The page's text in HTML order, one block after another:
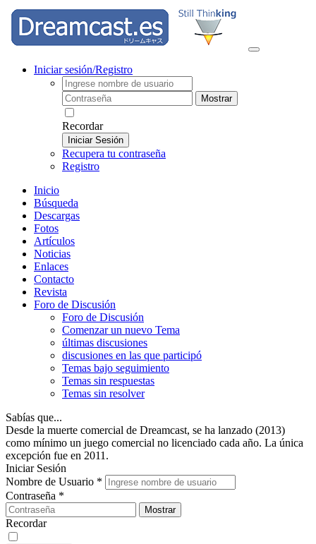
Iniciar sesión/Registro
Mostrar
Recordar
Iniciar Sesión
Recupera tu contraseña
Registro
Inicio
Búsqueda
Descargas
Fotos
Artículos
Noticias
Enlaces
Contacto
Revista
Foro de Discusión
Foro de Discusión
Comenzar un nuevo Tema
últimas discusiones
discusiones en las que participó
Temas bajo seguimiento
Temas sin respuestas
Temas sin resolver
Sabías que...
Desde la muerte comercial de Dreamcast, se ha lanzado (2013)
como mínimo un juego comercial no licenciado cada año. La única
excepción fue en 2011.
Iniciar Sesión
Nombre de Usuario *
Contraseña *
Mostrar
Recordar